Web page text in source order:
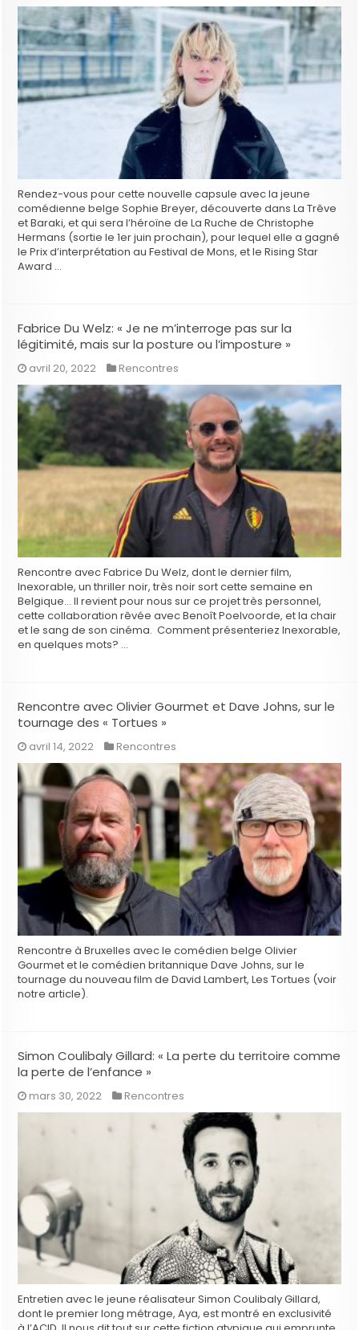
Rendez-vous pour cette nouvelle capsule avec la jeune
comédienne belge Sophie Breyer, découverte dans La Trêve
et Baraki, et qui sera l’héroïne de La Ruche de Christophe
Hermans (sortie le 1er juin prochain), pour lequel elle a gagné
le Prix d’interprétation au Festival de Mons, et le Rising Star
Award …
Fabrice Du Welz: « Je ne m’interroge pas sur la
légitimité, mais sur la posture ou l’imposture »
avril 20, 2022 Rencontres
Rencontre avec Fabrice Du Welz, dont le dernier film,
Inexorable, un thriller noir, très noir sort cette semaine en
Belgique… Il revient pour nous sur ce projet très personnel,
cette collaboration rêvée avec Benoît Poelvoorde, et la chair
et le sang de son cinéma. Comment présenteriez Inexorable,
en quelques mots? …
Rencontre avec Olivier Gourmet et Dave Johns, sur le
tournage des « Tortues »
avril 14, 2022 Rencontres
Rencontre à Bruxelles avec le comédien belge Olivier
Gourmet et le comédien britannique Dave Johns, sur le
tournage du nouveau film de David Lambert, Les Tortues (voir
notre article).
Simon Coulibaly Gillard: « La perte du territoire comme
la perte de l’enfance »
mars 30, 2022 Rencontres
Entretien avec le jeune réalisateur Simon Coulibaly Gillard,
dont le premier long métrage, Aya, est montré en exclusivité